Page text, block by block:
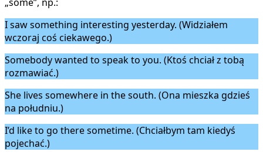
I saw something interesting yesterday. (Widziałem
wczoraj coś ciekawego.)
Somebody wanted to speak to you. (Ktoś chciał z tobą
rozmawiać.)
She lives somewhere in the south. (Ona mieszka gdzieś
na południu.)
I’d like to go there sometime. (Chciałbym tam kiedyś
pojechać.)